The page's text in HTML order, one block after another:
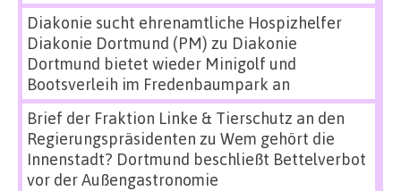
Diakonie sucht ehrenamtliche Hospizhelfer
Diakonie Dortmund (PM) zu Diakonie
Dortmund bietet wieder Minigolf und
Bootsverleih im Fredenbaumpark an
Brief der Fraktion Linke & Tierschutz an den
Regierungspräsidenten zu Wem gehört die
Innenstadt? Dortmund beschließt Bettelverbot
vor der Außengastronomie